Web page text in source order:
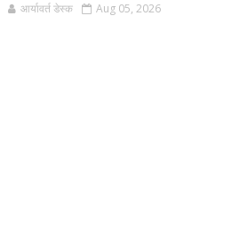
आर्यावर्त डेस्क Aug 05, 2026